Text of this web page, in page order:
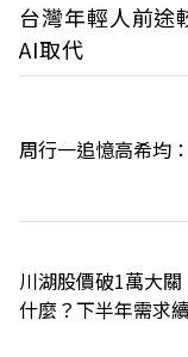
台灣年輕人前途
AI取代
周行一追憶高希均
川湖股價破1萬大
什麼？下半年需求